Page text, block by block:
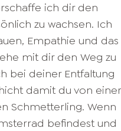
ich dir den
zu wachsen. Ich
Empathie und das
mit dir den Weg zu
bei deiner Entfaltung
damit du von einer
Schmetterling. Wenn
befindest und